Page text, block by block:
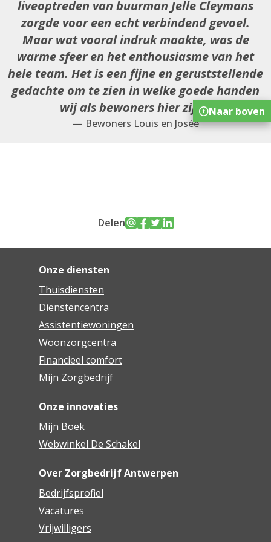
liveoptreden van buurman Jelle Cleymans
zorgde voor een echt verbindend gevoel.
Maar wat vooral indruk maakte, was de
warme sfeer en het enthousiasme van het
hele team. Het is een fijne en geruststellende
gedachte om te zien in welke goede handen
wij als bewoners hier zijn.
— Bewoners Louis en Josée
Delen
Onze diensten
Thuisdiensten
Dienstencentra
Assistentiewoningen
Woonzorgcentra
Financieel comfort
Mijn Zorgbedrijf
Onze innovaties
Mijn Boek
Webwinkel De Schakel
Over Zorgbedrijf Antwerpen
Bedrijfsprofiel
Vacatures
Vrijwilligers
Naar boven